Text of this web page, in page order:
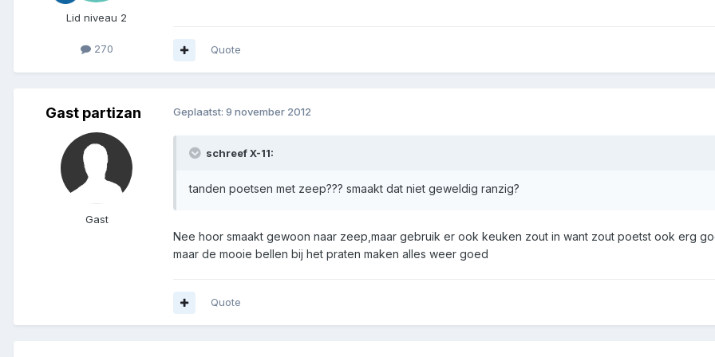
Lid niveau 2
270 Quote
Gast partizan
Gast
Geplaatst: 9 november 2012
schreef X-11:
tanden poetsen met zeep??? smaakt dat niet geweldig ranzig?
Nee hoor smaakt gewoon naar zeep,maar gebruik er ook keuken zout in want zout poetst ook erg
maar de mooie bellen bij het praten maken alles weer goed
Quote